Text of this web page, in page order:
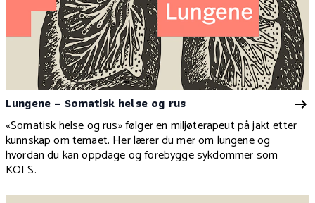
Lungene – Somatisk helse og rus
«Somatisk helse og rus» følger en miljøterapeut på jakt etter
kunnskap om temaet. Her lærer du mer om lungene og
hvordan du kan oppdage og forebygge sykdommer som
KOLS.